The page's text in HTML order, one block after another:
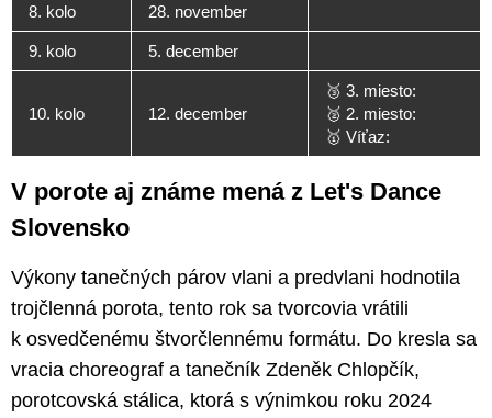
8. kolo 28. november
9. kolo 5. december
10. kolo 12. december
🥉 3. miesto:
🥈 2. miesto:
🥇 Víťaz:
V porote aj známe mená z Let's Dance
Slovensko
Výkony tanečných párov vlani a predvlani hodnotila
trojčlenná porota, tento rok sa tvorcovia vrátili
k osvedčenému štvorčlennému formátu. Do kresla sa
vracia choreograf a tanečník Zdeněk Chlopčík,
porotcovská stálica, ktorá s výnimkou roku 2024